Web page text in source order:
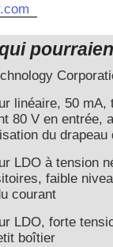
linéaire, 50
80 V en entrée,
du drapeau
LDO à tension
faible
courant
LDO, forte
boîtier